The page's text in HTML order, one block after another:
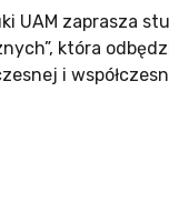
UAM zaprasza
która
i